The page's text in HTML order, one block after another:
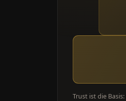
Trust ist die Basis: